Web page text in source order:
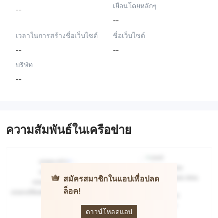
--
เยือนโดยหลักๆ
--
เวลาในการสร้างชื่อเว็บไซต์
--
ชื่อเว็บไซต์
--
บริษัท
--
ความสัมพันธ์ในเครือข่าย
สมัครสมาชิกในแอปเพื่อปลด
ล็อค!
ดาวน์โหลดแอป